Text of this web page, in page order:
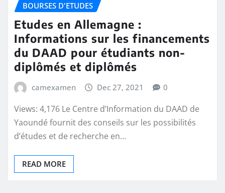
BOURSES D'ETUDES
Etudes en Allemagne :
Informations sur les financements
du DAAD pour étudiants non-
diplômés et diplômés
camexamen Dec 27, 2021 0
Views: 4,176 Le Centre d’Information du DAAD de
Yaoundé fournit des conseils sur les possibilités
d’études et de recherche en…
READ MORE